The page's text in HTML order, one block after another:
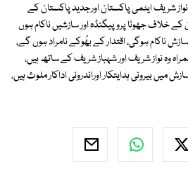
شریف ایٹمی پاکستان اورجدید پاکستان کے
کے خلاف جھوٹا پروپیگنڈہ اور سازشیں ناکام ہوں
ناکام ہوگی، اقتدار کے بھُوکے نامراد ہوں گے،
وہ نواز شریف اور شہباز شریف کے ساتھ ہیں،
بیرونی ہدایتکار اوراندرونی اداکار ملوث ہیں،